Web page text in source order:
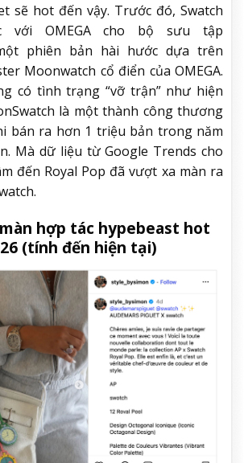
sẽ hot đến vậy. Trước đó, Swatch
với OMEGA cho bộ sưu tập
phiên bản hài hước dựa trên
Moonwatch cổ điển của OMEGA.
có tình trạng “vỡ trận” như hiện
là một thành công thương
bán ra hơn 1 triệu bản trong năm
Mà dữ liệu từ Google Trends cho
đến Royal Pop đã vượt xa màn ra
hợp tác hypebeast hot
(tính đến hiện tại)